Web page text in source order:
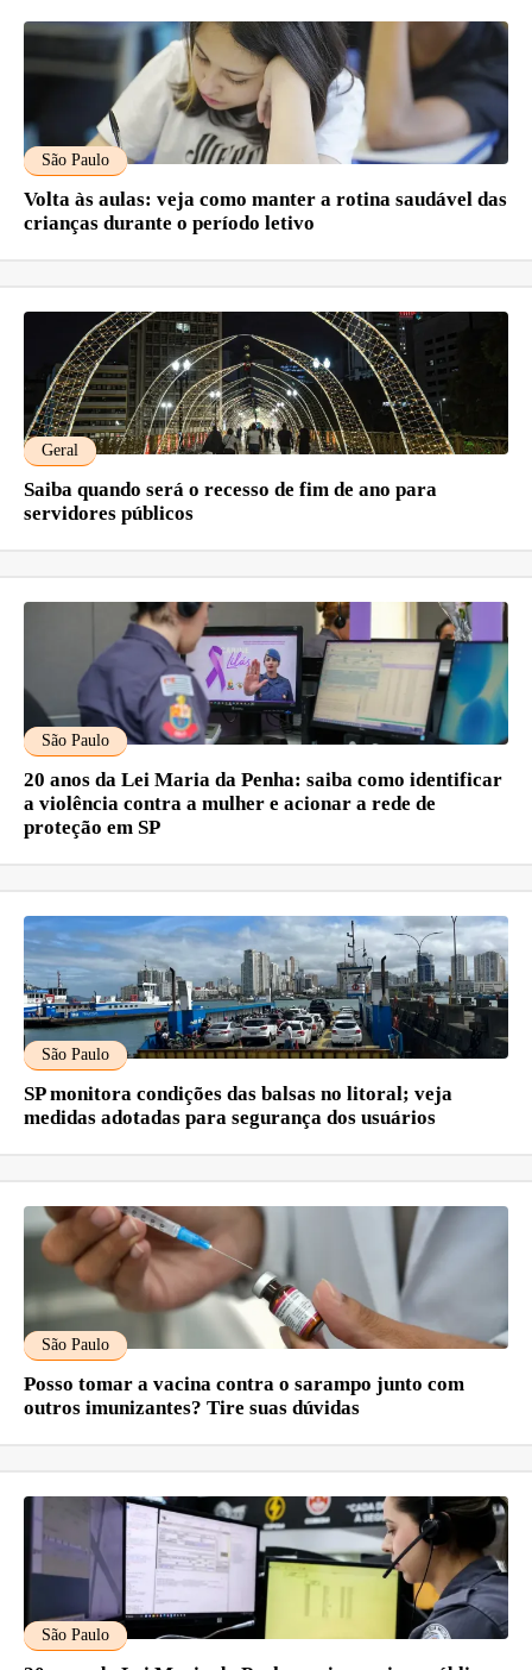
São Paulo
Volta às aulas: veja como manter a rotina saudável das
crianças durante o período letivo
Geral
Saiba quando será o recesso de fim de ano para
servidores públicos
São Paulo
20 anos da Lei Maria da Penha: saiba como identificar
a violência contra a mulher e acionar a rede de
proteção em SP
São Paulo
SP monitora condições das balsas no litoral; veja
medidas adotadas para segurança dos usuários
São Paulo
Posso tomar a vacina contra o sarampo junto com
outros imunizantes? Tire suas dúvidas
São Paulo